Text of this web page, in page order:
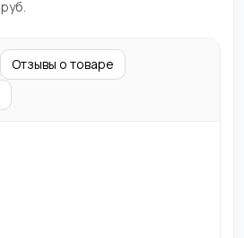
руб.
Отзывы о товаре